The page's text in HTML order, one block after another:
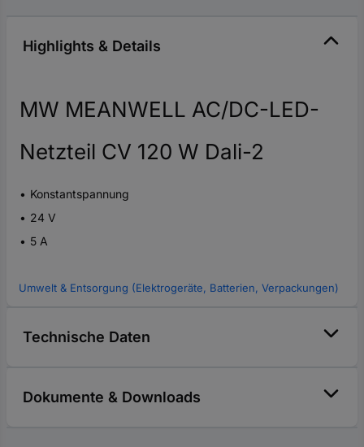
Highlights & Details
MW MEANWELL AC/DC-LED-
Netzteil CV 120 W Dali-2
Konstantspannung
24 V
5 A
Umwelt & Entsorgung (Elektrogeräte, Batterien, Verpackungen)
Technische Daten
Dokumente & Downloads